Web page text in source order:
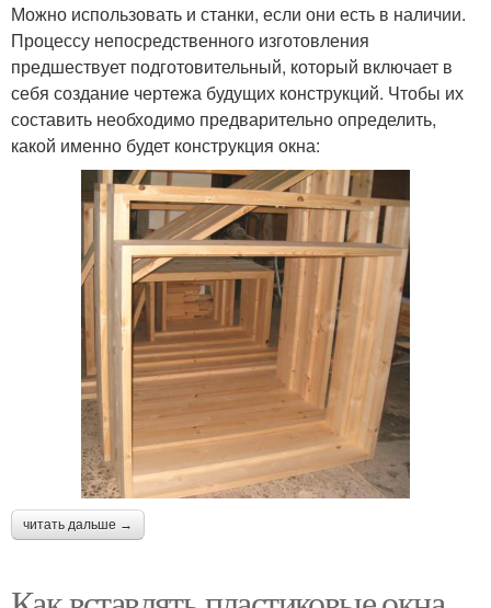
Можно использовать и станки, если они есть в наличии.
Процессу непосредственного изготовления
предшествует подготовительный, который включает в
себя создание чертежа будущих конструкций. Чтобы их
составить необходимо предварительно определить,
какой именно будет конструкция окна:
читать дальше →